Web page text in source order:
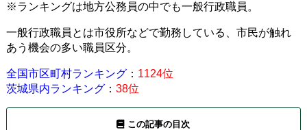
※ランキングは地方公務員の中でも一般行政職員。
一般行政職員とは市役所などで勤務している、市民が触れ
あう機会の多い職員区分。
全国市区町村ランキング： 1124位
茨城県内ランキング： 38位
この記事の目次